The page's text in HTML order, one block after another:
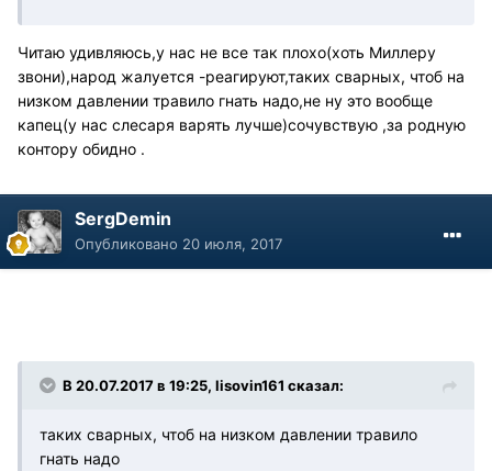
Читаю удивляюсь,у нас не все так плохо(хоть Миллеру
звони),народ жалуется -реагируют,таких сварных, чтоб на
низком давлении травило гнать надо,не ну это вообще
капец(у нас слесаря варять лучше)сочувствую ,за родную
контору обидно .
SergDemin
Опубликовано 20 июля, 2017
В 20.07.2017 в 19:25, lisovin161 сказал:
таких сварных, чтоб на низком давлении травило
гнать надо